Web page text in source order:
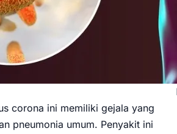
corona ini memiliki gejala yang
pneumonia umum. Penyakit ini